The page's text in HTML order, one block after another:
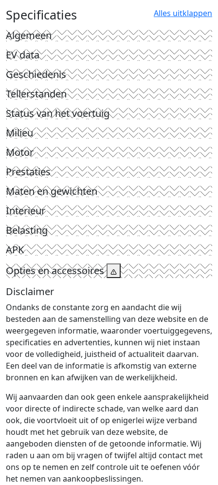
Specificaties Alles uitklappen
Algemeen
EV data
Geschiedenis
Tellerstanden
Status van het voertuig
Milieu
Motor
Prestaties
Maten en gewichten
Interieur
Belasting
APK
Opties en accessoires
Disclaimer
Ondanks de constante zorg en aandacht die wij
besteden aan de samenstelling van deze website en de
weergegeven informatie, waaronder voertuiggegevens,
specificaties en advertenties, kunnen wij niet instaan
voor de volledigheid, juistheid of actualiteit daarvan.
Een deel van de informatie is afkomstig van externe
bronnen en kan afwijken van de werkelijkheid.
Wij aanvaarden dan ook geen enkele aansprakelijkheid
voor directe of indirecte schade, van welke aard dan
ook, die voortvloeit uit of op enigerlei wijze verband
houdt met het gebruik van deze website, de
aangeboden diensten of de getoonde informatie. Wij
raden u aan om bij vragen of twijfel altijd contact met
ons op te nemen en zelf controle uit te oefenen vóór
het nemen van aankoopbeslissingen.